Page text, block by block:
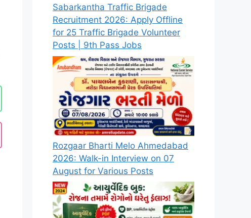
Sabarkantha Traffic Brigade
Recruitment 2026: Apply Offline
for 25 Traffic Brigade Volunteer
Posts | 9th Pass Jobs
Rozgaar Bharti Melo Ahmedabad
2026: Walk-in Interview on 07
August for Various Posts